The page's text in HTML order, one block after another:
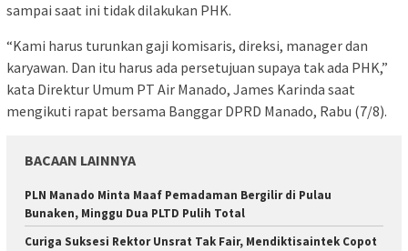
sampai saat ini tidak dilakukan PHK.
“Kami harus turunkan gaji komisaris, direksi, manager dan
karyawan. Dan itu harus ada persetujuan supaya tak ada PHK,”
kata Direktur Umum PT Air Manado, James Karinda saat
mengikuti rapat bersama Banggar DPRD Manado, Rabu (7/8).
BACAAN LAINNYA
PLN Manado Minta Maaf Pemadaman Bergilir di Pulau
Bunaken, Minggu Dua PLTD Pulih Total
Curiga Suksesi Rektor Unsrat Tak Fair, Mendiktisaintek Copot